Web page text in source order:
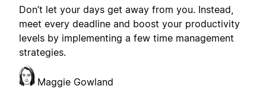
Don’t let your days get away from you. Instead,
meet every deadline and boost your productivity
levels by implementing a few time management
strategies.
Maggie Gowland